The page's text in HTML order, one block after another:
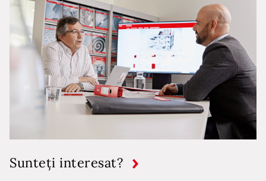
Sunteți interesat?